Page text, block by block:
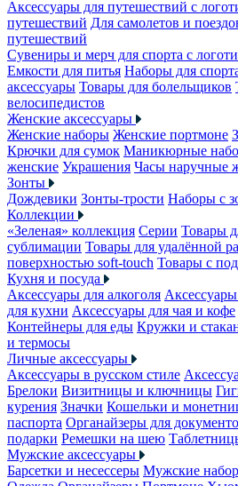
Аксессуары для путешествий с
путешествий Для самолетов и
путешествий
Сувениры и мерч для спорта с
Емкости для питья Наборы для
аксессуары Товары для болельщиков
велосипедистов
Женские аксессуары
Женские наборы Женские портмоне
Крючки для сумок Маникюрные
женские Украшения Часы наручные
Зонты
Дождевики Зонты-трости Наборы с
Коллекции
«Зеленая» коллекция Серии Товары
сублимации Товары для удалённой
поверхностью soft-touch Товары с
Кухня и посуда
Аксессуары для алкоголя
для кухни Аксессуары для чая и кофе
Контейнеры для еды Кружки и
и термосы
Личные аксессуары
Аксессуары в русском стиле
Брелоки Визитницы и ключницы
курения Значки Кошельки и
паспорта Органайзеры для
подарки Ремешки на шею
Мужские аксессуары
Барсетки и несессеры Мужские